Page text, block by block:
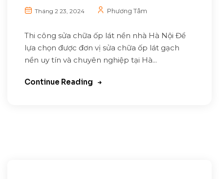
Tháng 2 23, 2024 Phương Tâm
Thi công sửa chữa ốp lát nền nhà Hà Nội Để
lựa chọn được đơn vị sửa chữa ốp lát gạch
nền uy tín và chuyên nghiệp tại Hà...
Continue Reading